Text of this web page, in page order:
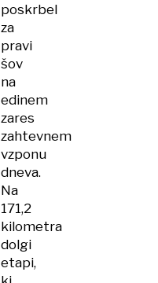
poskrbel
za
pravi
šov
na
edinem
zares
zahtevnem
vzponu
dneva.
Na
171,2
kilometra
dolgi
etapi,